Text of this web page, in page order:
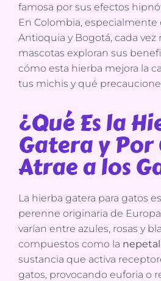
famosa por sus efectos
En Colombia,
Antioquia y Bogotá, cada vez
mascotas exploran sus
cómo esta hierba mejora la
tus michis y qué
¿Qué Es la
Gatera y Por
Atrae a los
La hierba gatera para gatos
perenne originaria de
varían entre azules, rosas y
compuestos como la
sustancia que activa
gatos, provocando euforia o